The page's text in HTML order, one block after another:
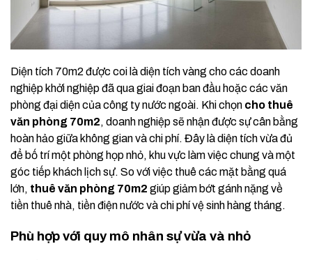
Diện tích 70m2 được coi là diện tích vàng cho các doanh
nghiệp khởi nghiệp đã qua giai đoạn ban đầu hoặc các văn
phòng đại diện của công ty nước ngoài. Khi chọn cho thuê
văn phòng 70m2, doanh nghiệp sẽ nhận được sự cân bằng
hoàn hảo giữa không gian và chi phí. Đây là diện tích vừa đủ
để bố trí một phòng họp nhỏ, khu vực làm việc chung và một
góc tiếp khách lịch sự. So với việc thuê các mặt bằng quá
lớn, thuê văn phòng 70m2 giúp giảm bớt gánh nặng về
tiền thuê nhà, tiền điện nước và chi phí vệ sinh hàng tháng.
Phù hợp với quy mô nhân sự vừa và nhỏ